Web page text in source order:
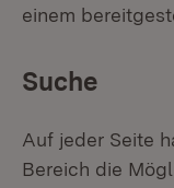
einem
Suche
Auf jeder Seite
Bereich die